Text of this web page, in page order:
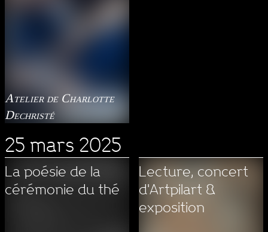
Atelier de Charlotte
Dechristé
25 mars 2025
La poésie de la
cérémonie du thé
Lecture, concert
d'Artpilart &
exposition